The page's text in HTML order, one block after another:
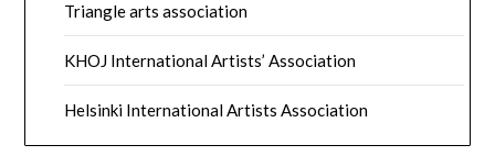
Triangle arts association
KHOJ International Artists’ Association
Helsinki International Artists Association